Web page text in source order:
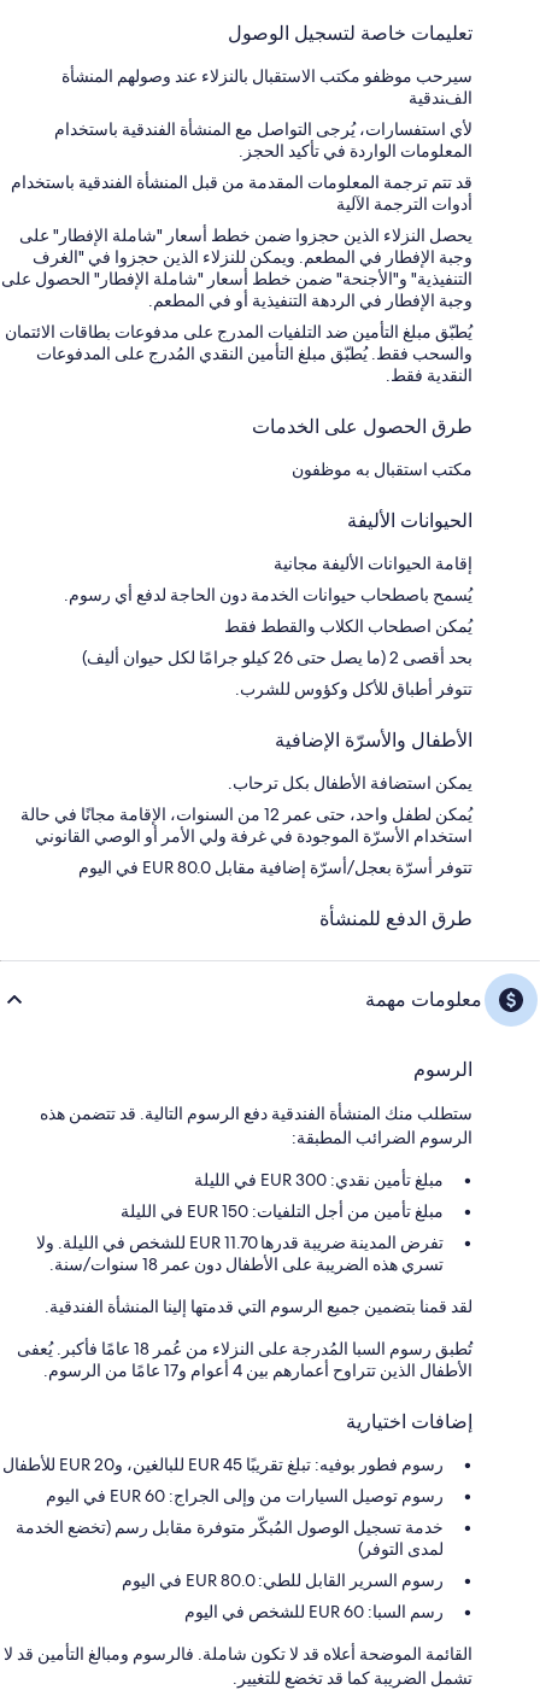
تعليمات خاصة لتسجيل الوصول
سيرحب موظفو مكتب الاستقبال بالنزلاء عند وصولهم المنشأة
الفندقية
لأي استفسارات، يُرجى التواصل مع المنشأة الفندقية باستخدام
المعلومات الواردة في تأكيد الحجز.
قد تتم ترجمة المعلومات المقدمة من قبل المنشأة الفندقية باستخدام
أدوات الترجمة الآلية
يحصل النزلاء الذين حجزوا ضمن خطط أسعار "شاملة الإفطار" على
وجبة الإفطار في المطعم. ويمكن للنزلاء الذين حجزوا في "الغرف
التنفيذية" و"الأجنحة" ضمن خطط أسعار "شاملة الإفطار" الحصول على
وجبة الإفطار في الردهة التنفيذية أو في المطعم.
يُطبّق مبلغ التأمين ضد التلفيات المدرج على مدفوعات بطاقات الائتمان
والسحب فقط. يُطبّق مبلغ التأمين النقدي المُدرج على المدفوعات
النقدية فقط.
طرق الحصول على الخدمات
مكتب استقبال به موظفون
الحيوانات الأليفة
إقامة الحيوانات الأليفة مجانية
يُسمح باصطحاب حيوانات الخدمة دون الحاجة لدفع أي رسوم.
يُمكن اصطحاب الكلاب والقطط فقط
بحد أقصى 2 (ما يصل حتى 26 كيلو جرامًا لكل حيوان أليف)
تتوفر أطباق للأكل وكؤوس للشرب.
الأطفال والأسرّة الإضافية
يمكن استضافة الأطفال بكل ترحاب.
يُمكن لطفل واحد، حتى عمر 12 من السنوات، الإقامة مجانًا في حالة
استخدام الأسرّة الموجودة في غرفة ولي الأمر أو الوصي القانوني
تتوفر أسرّة بعجل/أسرّة إضافية مقابل EUR 80.0 في اليوم
طرق الدفع للمنشأة
معلومات مهمة
الرسوم
ستطلب منك المنشأة الفندقية دفع الرسوم التالية. قد تتضمن هذه
الرسوم الضرائب المطبقة:
مبلغ تأمين نقدي: 300 EUR في الليلة
مبلغ تأمين من أجل التلفيات: 150 EUR في الليلة
تفرض المدينة ضريبة قدرها 11.70 EUR للشخص في الليلة. ولا
تسري هذه الضريبة على الأطفال دون عمر 18 سنوات/سنة.
لقد قمنا بتضمين جميع الرسوم التي قدمتها إلينا المنشأة الفندقية.
تُطبق رسوم السبا المُدرجة على النزلاء من عُمر 18 عامًا فأكبر. يُعفى
الأطفال الذين تتراوح أعمارهم بين 4 أعوام و17 عامًا من الرسوم.
إضافات اختيارية
رسوم فطور بوفيه: تبلغ تقريبًا EUR 45 للبالغين، وEUR 20 للأطفال
رسوم توصيل السيارات من وإلى الجراج: 60 EUR في اليوم
خدمة تسجيل الوصول المُبكّر متوفرة مقابل رسم (تخضع الخدمة
لمدى التوفر)
رسوم السرير القابل للطي: 80.0 EUR في اليوم
رسم السبا: EUR 60 للشخص في اليوم
القائمة الموضحة أعلاه قد لا تكون شاملة. فالرسوم ومبالغ التأمين قد لا
تشمل الضريبة كما قد تخضع للتغيير.